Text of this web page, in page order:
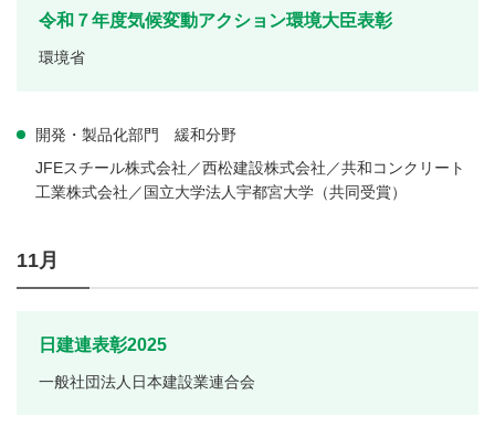
令和７年度気候変動アクション環境大臣表彰
環境省
開発・製品化部門 緩和分野
JFEスチール株式会社／西松建設株式会社／共和コンクリート
工業株式会社／国立大学法人宇都宮大学（共同受賞）
11月
日建連表彰2025
一般社団法人日本建設業連合会